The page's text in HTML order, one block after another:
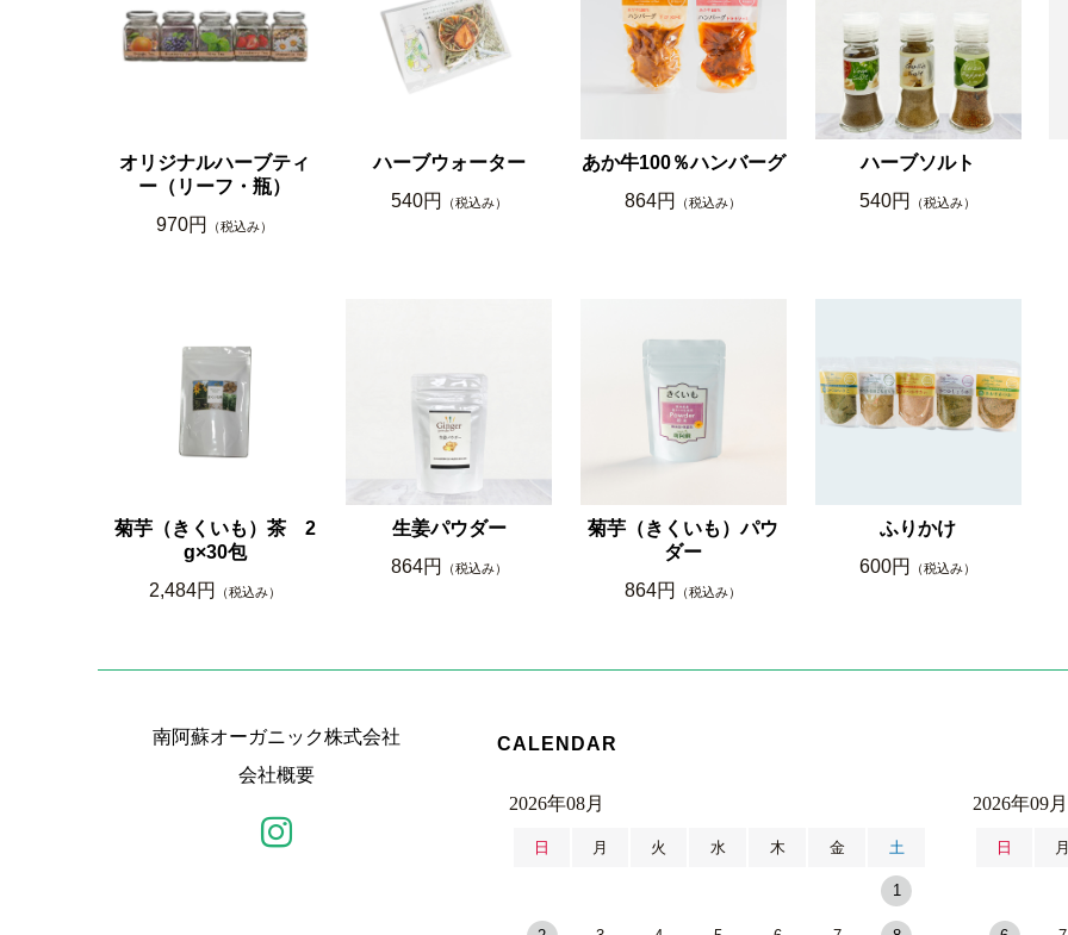
オリジナルハーブティ
ー（リーフ・瓶）
970円
（税込み）
ハーブウォーター
540円
（税込み）
あか牛100％ハンバーグ
864円
（税込み）
ハーブソルト
540円
（税込み）
菊芋（きくいも）茶 2
g×30包
2,484円
（税込み）
生姜パウダー
864円
（税込み）
菊芋（きくいも）パウ
ダー
864円
（税込み）
ふりかけ
600円
（税込み）
南阿蘇オーガニック株式会社
会社概要
CALENDAR
2026年08月
日 月 火 水 木 金 土
1
2026年09月
日 月